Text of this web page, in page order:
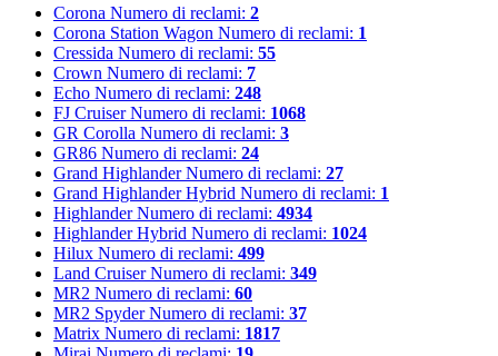
Corona Numero di reclami: 2
Corona Station Wagon Numero di reclami: 1
Cressida Numero di reclami: 55
Crown Numero di reclami: 7
Echo Numero di reclami: 248
FJ Cruiser Numero di reclami: 1068
GR Corolla Numero di reclami: 3
GR86 Numero di reclami: 24
Grand Highlander Numero di reclami: 27
Grand Highlander Hybrid Numero di reclami: 1
Highlander Numero di reclami: 4934
Highlander Hybrid Numero di reclami: 1024
Hilux Numero di reclami: 499
Land Cruiser Numero di reclami: 349
MR2 Numero di reclami: 60
MR2 Spyder Numero di reclami: 37
Matrix Numero di reclami: 1817